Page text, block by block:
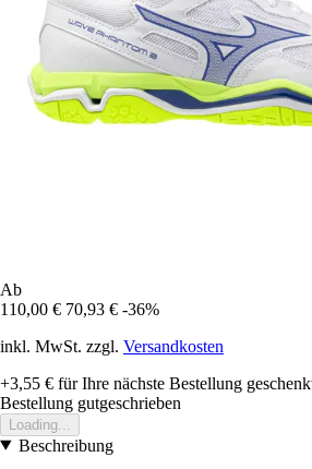
Ab
110,00 € 70,93 € -36%
inkl. MwSt. zzgl. Versandkosten
+3,55 € für Ihre nächste Bestellung
Bestellung gutgeschrieben
Loading...
Beschreibung